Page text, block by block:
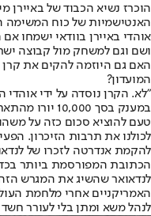
הוכרז נשיא הכבוד של באיירן
אוהדי באיירן בוודאי ישמחו
ושם וגם למשחק מול קבוצה
האם גם היוזמה להקים את
המועדון?
במענק בסך
טעם להוציא סכום כזה על
לכולנו את תרבות הזיכרון.
להקמת אנדרטה לזכרו של
הכתובת המפורסמת ביותר
לנדאואר שהשיג את המגרש
האמריקניים אחרי מלחמת
לנהל משא ומתן בלי לעורר